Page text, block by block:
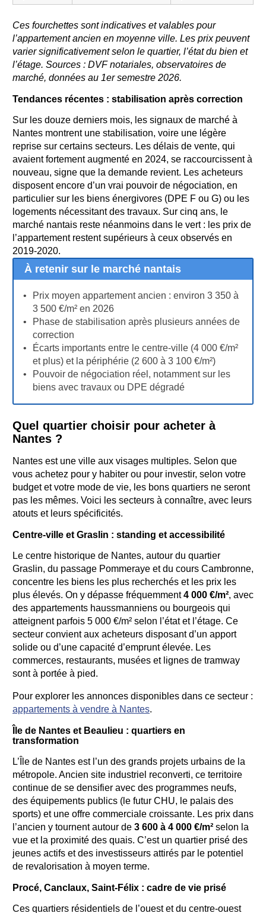
Ces fourchettes sont indicatives et valables pour
l’appartement ancien en moyenne ville. Les prix peuvent
varier significativement selon le quartier, l’état du bien et
l’étage. Sources : DVF notariales, observatoires de
marché, données au 1er semestre 2026.
Tendances récentes : stabilisation après correction
Sur les douze derniers mois, les signaux de marché à
Nantes montrent une stabilisation, voire une légère
reprise sur certains secteurs. Les délais de vente, qui
avaient fortement augmenté en 2024, se raccourcissent à
nouveau, signe que la demande revient. Les acheteurs
disposent encore d’un vrai pouvoir de négociation, en
particulier sur les biens énergivores (DPE F ou G) ou les
logements nécessitant des travaux. Sur cinq ans, le
marché nantais reste néanmoins dans le vert : les prix de
l’appartement restent supérieurs à ceux observés en
2019-2020.
À retenir sur le marché nantais
Prix moyen appartement ancien : environ 3 350 à
3 500 €/m² en 2026
Phase de stabilisation après plusieurs années de
correction
Écarts importants entre le centre-ville (4 000 €/m²
et plus) et la périphérie (2 600 à 3 100 €/m²)
Pouvoir de négociation réel, notamment sur les
biens avec travaux ou DPE dégradé
Quel quartier choisir pour acheter à
Nantes ?
Nantes est une ville aux visages multiples. Selon que
vous achetez pour y habiter ou pour investir, selon votre
budget et votre mode de vie, les bons quartiers ne seront
pas les mêmes. Voici les secteurs à connaître, avec leurs
atouts et leurs spécificités.
Centre-ville et Graslin : standing et accessibilité
Le centre historique de Nantes, autour du quartier
Graslin, du passage Pommeraye et du cours Cambronne,
concentre les biens les plus recherchés et les prix les
plus élevés. On y dépasse fréquemment4 000 €/m², avec
des appartements haussmanniens ou bourgeois qui
atteignent parfois 5 000 €/m² selon l’état et l’étage. Ce
secteur convient aux acheteurs disposant d’un apport
solide ou d’une capacité d’emprunt élevée. Les
commerces, restaurants, musées et lignes de tramway
sont à portée à pied.
Pour explorer les annonces disponibles dans ce secteur :
appartements à vendre à Nantes.
Île de Nantes et Beaulieu : quartiers en
transformation
L’Île de Nantes est l’un des grands projets urbains de la
métropole. Ancien site industriel reconverti, ce territoire
continue de se densifier avec des programmes neufs,
des équipements publics (le futur CHU, le palais des
sports) et une offre commerciale croissante. Les prix dans
l’ancien y tournent autour de 3 600 à 4 000 €/m² selon la
vue et la proximité des quais. C’est un quartier prisé des
jeunes actifs et des investisseurs attirés par le potentiel
de revalorisation à moyen terme.
Procé, Canclaux, Saint-Félix : cadre de vie prisé
Ces quartiers résidentiels de l’ouest et du centre-ouest